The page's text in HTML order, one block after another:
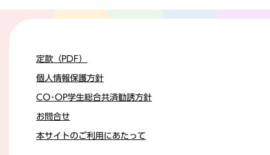
定款（PDF）
個人情報保護方針
CO･OP学生総合共済勧誘方針
お問合せ
本サイトのご利用にあたって